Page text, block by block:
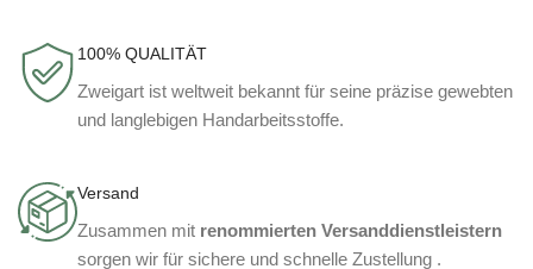
100% QUALITÄT
Zweigart ist weltweit bekannt für seine präzise gewebten
und langlebigen Handarbeitsstoffe.
Versand
Zusammen mit renommierten Versanddienstleistern
sorgen wir für sichere und schnelle Zustellung .